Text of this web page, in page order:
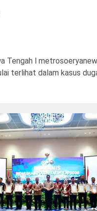
Tengah l
terlihat dalam kasus